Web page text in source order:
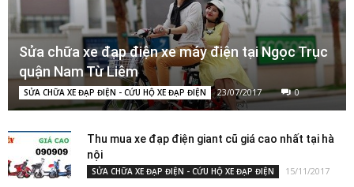
Sửa chữa xe đạp điện xe máy điện tại Ngọc Trục
quận Nam Từ Liêm
SỬA CHỮA XE ĐẠP ĐIỆN - CỨU HỘ XE ĐẠP ĐIỆN 23/07/2017 0
Thu mua xe đạp điện giant cũ giá cao nhất tại hà
nội
SỬA CHỮA XE ĐẠP ĐIỆN - CỨU HỘ XE ĐẠP ĐIỆN 15/11/2017